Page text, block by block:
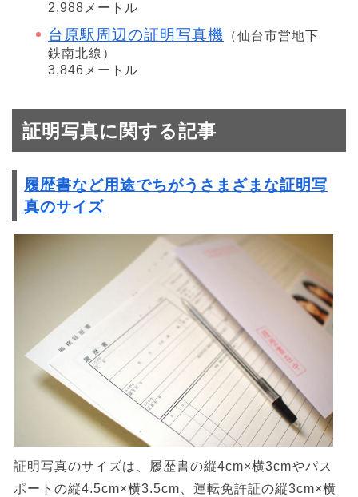
2,988メートル
台原駅周辺の証明写真機
（仙台市営地下
鉄南北線）
3,846メートル
証明写真に関する記事
履歴書など用途でちがうさまざまな証明写
真のサイズ
証明写真のサイズは、履歴書の縦4cm×横3cmやパス
ポートの縦4.5cm×横3.5cm、運転免許証の縦3cm×横